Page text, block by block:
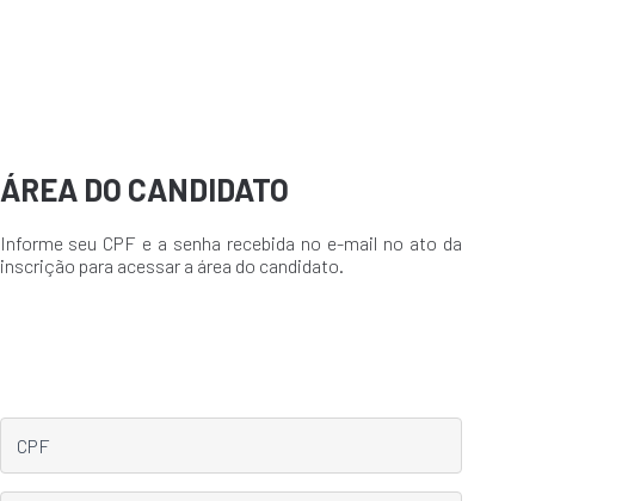
ÁREA DO CANDIDATO
Informe seu CPF e a senha recebida no e-mail no ato da
inscrição para acessar a área do candidato.